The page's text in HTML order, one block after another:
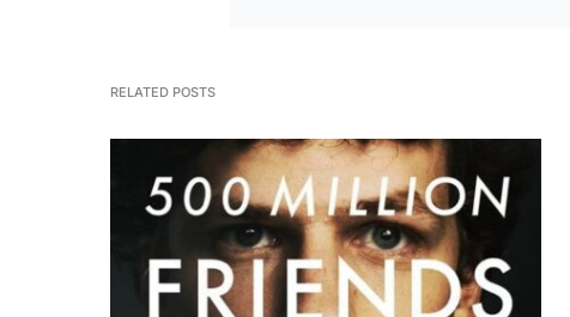
RELATED POSTS